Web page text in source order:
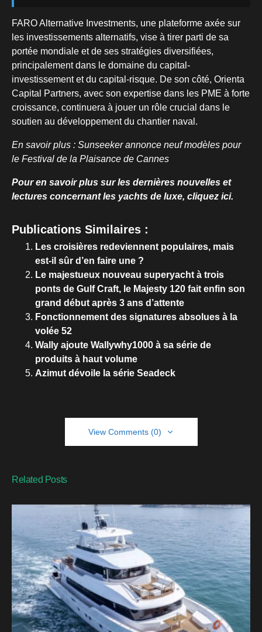
FARO Alternative Investments, une plateforme axée sur
les investissements alternatifs, vise à tirer parti de sa
portée mondiale et de ses stratégies diversifiées,
principalement dans le domaine du capital-
investissement et du capital-risque. De son côté, Orienta
Capital Partners, avec son expertise dans les PME à forte
croissance, continuera à jouer un rôle crucial dans le
soutien au développement du chantier naval.
En savoir plus : Sunseeker annonce neuf modèles pour
le Festival de la Plaisance de Cannes
Pour en savoir plus sur les dernières nouvelles et
lectures concernant les yachts de luxe, cliquez ici.
Publications Similaires :
Les croisières redeviennent populaires, mais
est-il sûr d’en faire une ?
Le majestueux nouveau superyacht à trois
ponts de Gulf Craft, le Majesty 120 fait enfin son
grand début après 3 ans d’attente
Fonctionnement des signatures absolues à la
volée 52
Wally ajoute Wallywhy1000 à sa série de
produits à haut volume
Azimut dévoile la série Seadeck
View Comments (0)
Related Posts